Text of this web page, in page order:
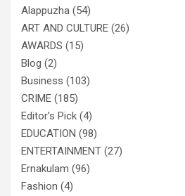
Alappuzha (54)
ART AND CULTURE (26)
AWARDS (15)
Blog (2)
Business (103)
CRIME (185)
Editor's Pick (4)
EDUCATION (98)
ENTERTAINMENT (27)
Ernakulam (96)
Fashion (4)